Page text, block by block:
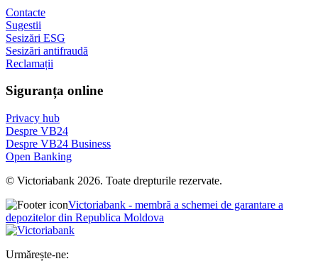
Contacte
Sugestii
Sesizări ESG
Sesizări antifraudă
Reclamații
Siguranța online
Privacy hub
Despre VB24
Despre VB24 Business
Open Banking
© Victoriabank 2026. Toate drepturile rezervate.
Victoriabank - membră a schemei de garantare a
depozitelor din Republica Moldova
Urmărește-ne: